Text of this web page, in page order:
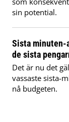
sin potential.
Sista
de sista
Det är nu det
vassaste sista-
nå budgeten.